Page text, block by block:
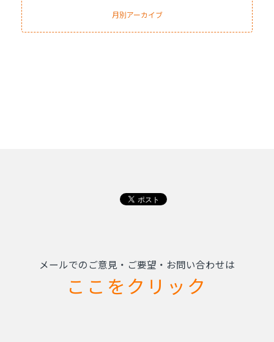
月別アーカイブ
メールでのご意見・ご要望・お問い合わせは
ここをクリック